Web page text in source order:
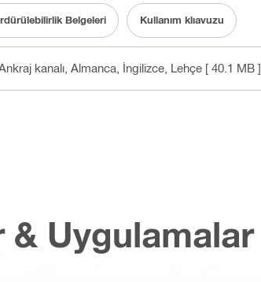
Belgeleri Kullanım klıavuzu
kanalı , Almanca, İngilizce, Lehçe [ 40.1 MB ]
& Uygulamalar